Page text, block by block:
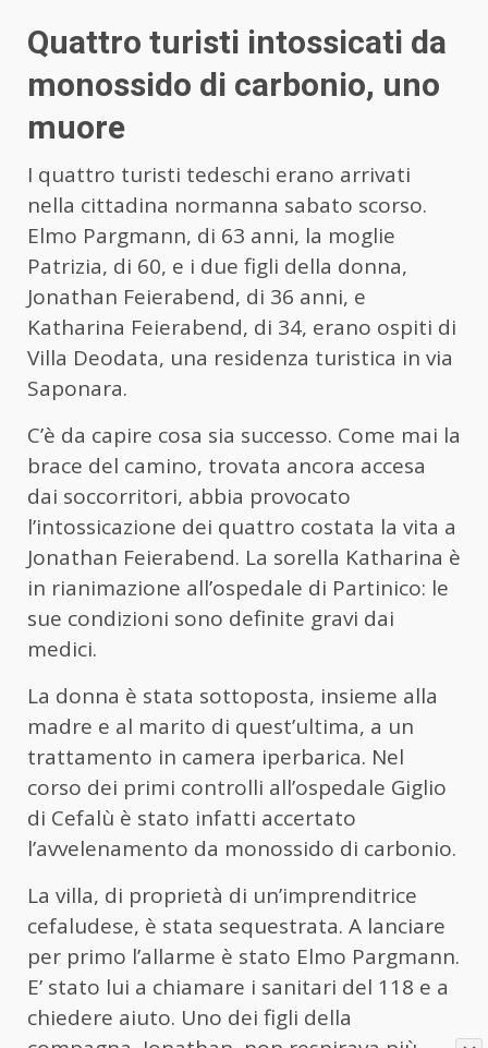
Quattro turisti intossicati da
monossido di carbonio, uno
muore
I quattro turisti tedeschi erano arrivati
nella cittadina normanna sabato scorso.
Elmo Pargmann, di 63 anni, la moglie
Patrizia, di 60, e i due figli della donna,
Jonathan Feierabend, di 36 anni, e
Katharina Feierabend, di 34, erano ospiti di
Villa Deodata, una residenza turistica in via
Saponara.
C’è da capire cosa sia successo. Come mai la
brace del camino, trovata ancora accesa
dai soccorritori, abbia provocato
l’intossicazione dei quattro costata la vita a
Jonathan Feierabend. La sorella Katharina è
in rianimazione all’ospedale di Partinico: le
sue condizioni sono definite gravi dai
medici.
La donna è stata sottoposta, insieme alla
madre e al marito di quest’ultima, a un
trattamento in camera iperbarica. Nel
corso dei primi controlli all’ospedale Giglio
di Cefalù è stato infatti accertato
l’avvelenamento da monossido di carbonio.
La villa, di proprietà di un’imprenditrice
cefaludese, è stata sequestrata. A lanciare
per primo l’allarme è stato Elmo Pargmann.
E’ stato lui a chiamare i sanitari del 118 e a
chiedere aiuto. Uno dei figli della